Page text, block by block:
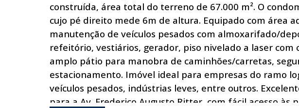
construída, área total do terreno de 67.000 m². O
cujo pé direito mede 6m de altura. Equipado com área
manutenção de veículos pesados com almoxarifado/
refeitório, vestiários, gerador, piso nivelado a laser com
amplo pátio para manobra de caminhões/carretas,
estacionamento. Imóvel ideal para empresas do ramo
veículos pesados, indústrias leves, entre outros.
para a Av. Frederico Augusto Ritter, com fácil acesso às